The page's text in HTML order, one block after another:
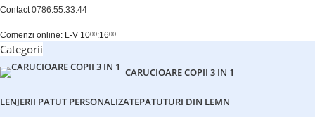
Contact0786.55.33.44
Comenzi online: L-V 1000:1600
Categorii
CARUCIOARE COPII 3 IN 1
LENJERII PATUT PERSONALIZATEPATUTURI DIN LEMN